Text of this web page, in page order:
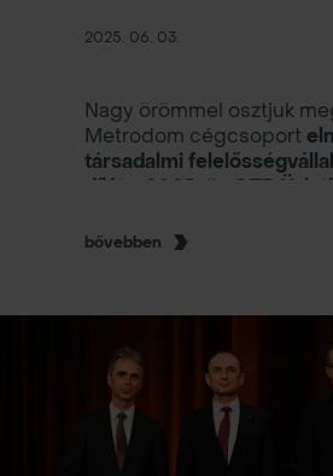
2025. 06. 03.
bővebben
Nagy örömmel osztjuk
Metrodom cégcsoport
társadalmi
díját
a 2025-ös OTP Üzleti
amelyek példamutató